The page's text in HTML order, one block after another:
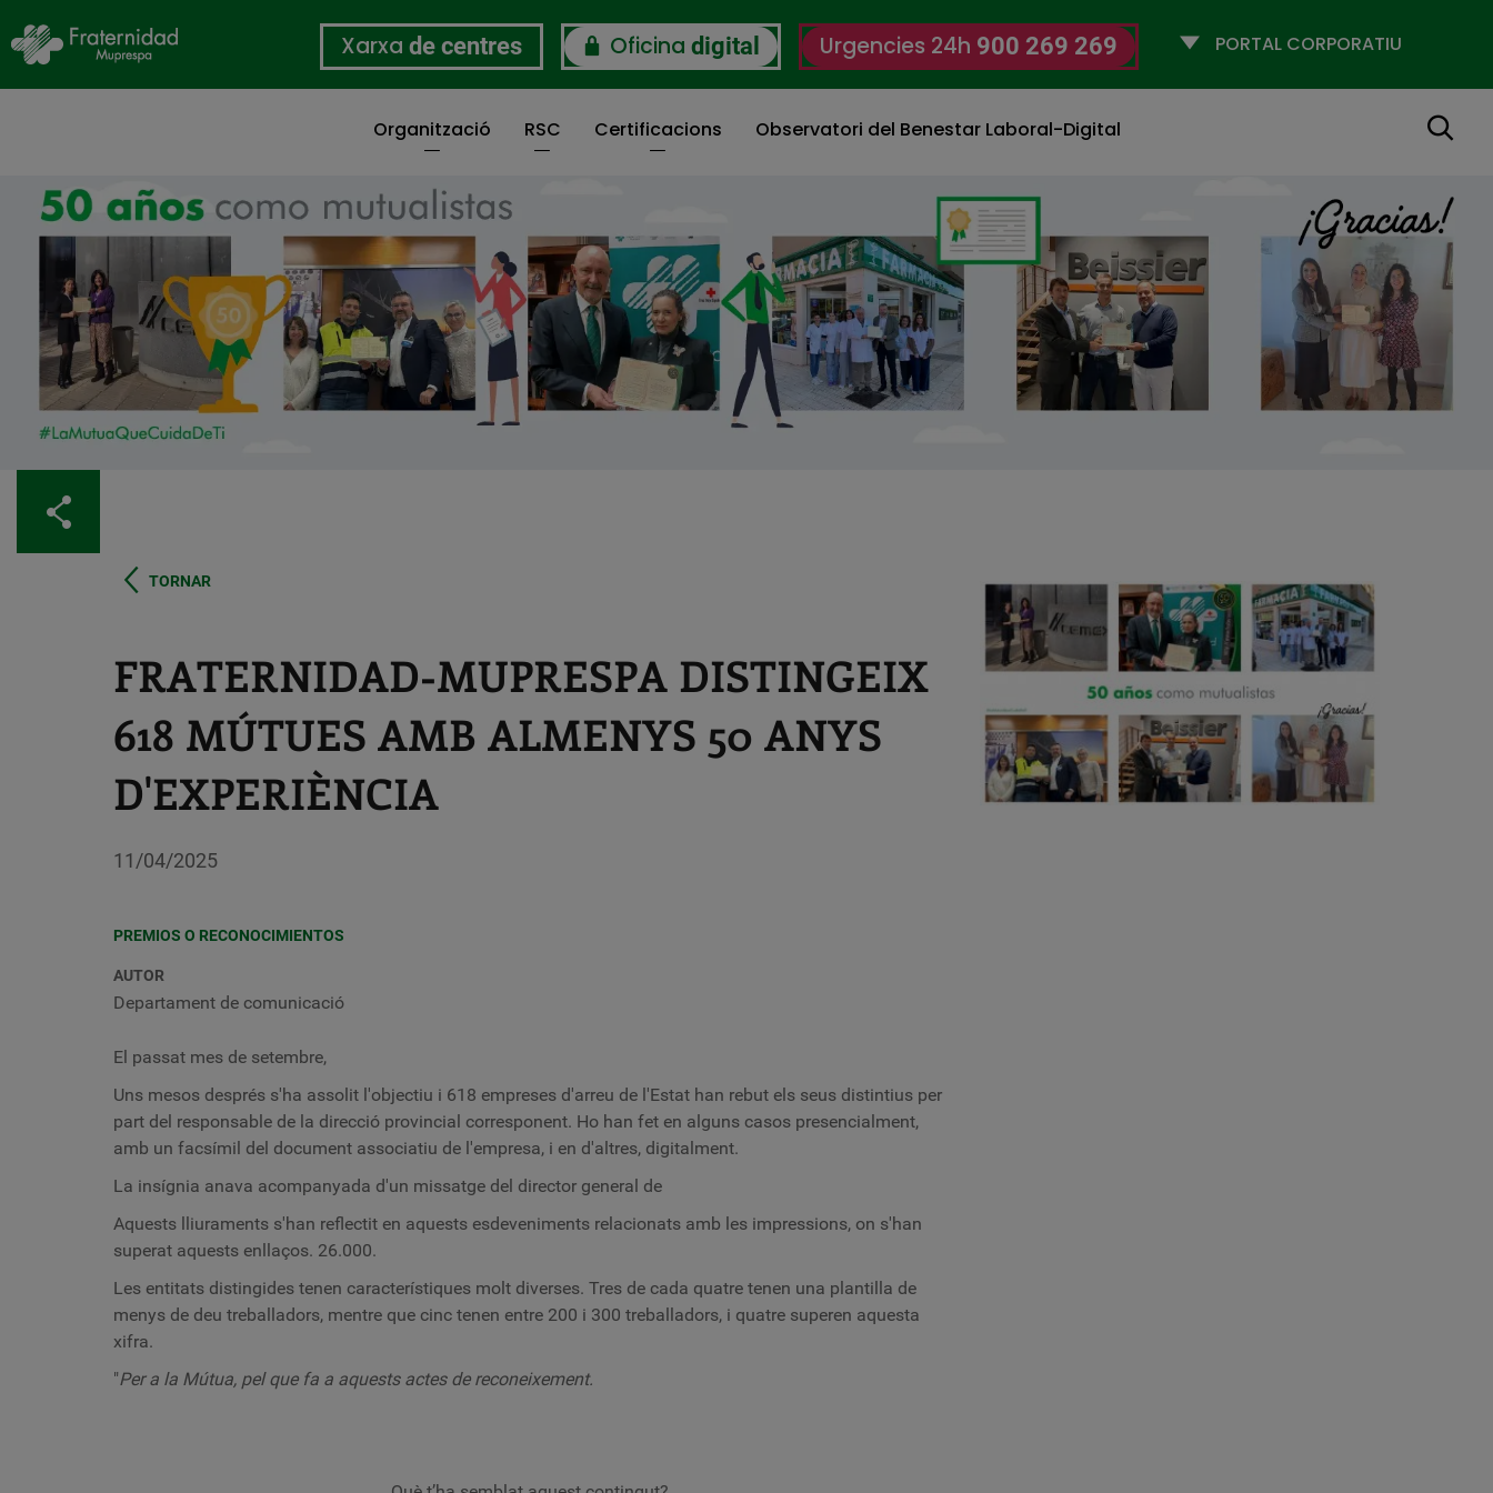
contingut
Xarxa de centres Oficina digital Urgencies 24h 900 269 269
Selecciona
Organització RSC Certificacions Observatori del Benestar Laboral-Digital Cerca
TORNAR
FRATERNIDAD-MUPRESPA DISTINGEIX
618 MÚTUES AMB ALMENYS 50 ANYS
D'EXPERIÈNCIA
11/04/2025
PREMIOS O RECONOCIMIENTOS
AUTOR
Departament de comunicació
El passat mes de setembre,
Uns mesos després s'ha assolit l'objectiu i 618 empreses d'arreu de l'Estat han rebut els seus distintius per
part del responsable de la direcció provincial corresponent. Ho han fet en alguns casos presencialment,
amb un facsímil del document associatiu de l'empresa, i en d'altres, digitalment.
La insígnia anava acompanyada d'un missatge del director general de
Aquests lliuraments s'han reflectit en aquests esdeveniments relacionats amb les impressions, on s'han
superat aquests enllaços. 26.000.
Les entitats distingides tenen característiques molt diverses. Tres de cada quatre tenen una plantilla de
menys de deu treballadors, mentre que cinc tenen entre 200 i 300 treballadors, i quatre superen aquesta
xifra.
"Per a la Mútua, pel que fa a aquests actes de reconeixement.